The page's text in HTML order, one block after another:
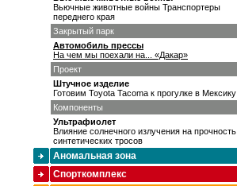
Вьючные животные войны Транспортеры
переднего края
Закрытый парк
Автомобиль прессы
На чем мы поехали на... «Дакар»
Проект
Штучное изделие
Готовим Toyota Tacoma к прогулке в Мексику
Компоненты
Ультрафиолет
Влияние солнечного излучения на прочность
синтетических тросов
Аномальная зона
Спорткомплекс